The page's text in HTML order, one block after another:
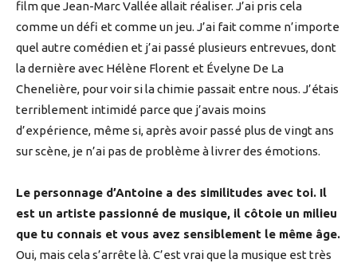
film que Jean-Marc Vallée allait réaliser. J’ai pris cela
comme un défi et comme un jeu. J’ai fait comme n’importe
quel autre comédien et j’ai passé plusieurs entrevues, dont
la dernière avec Hélène Florent et Évelyne De La
Chenelière, pour voir si la chimie passait entre nous. J’étais
terriblement intimidé parce que j’avais moins
d’expérience, même si, après avoir passé plus de vingt ans
sur scène, je n’ai pas de problème à livrer des émotions.
Le personnage d’Antoine a des similitudes avec toi. Il
est un artiste passionné de musique, il côtoie un milieu
que tu connais et vous avez sensiblement le même âge.
Oui, mais cela s’arrête là. C’est vrai que la musique est très